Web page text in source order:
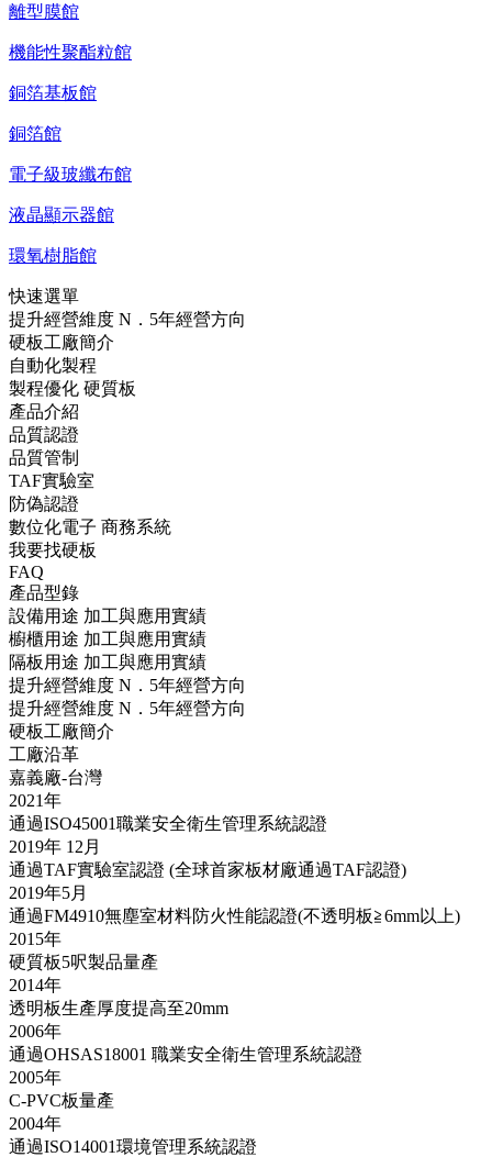
離型膜館
機能性聚酯粒館
銅箔基板館
銅箔館
電子級玻纖布館
液晶顯示器館
環氧樹脂館
快速選單
提升經營維度 N．5年經營方向
硬板工廠簡介
自動化製程
製程優化 硬質板
產品介紹
品質認證
品質管制
TAF實驗室
防偽認證
數位化電子 商務系統
我要找硬板
FAQ
產品型錄
設備用途 加工與應用實績
櫥櫃用途 加工與應用實績
隔板用途 加工與應用實績
提升經營維度 N．5年經營方向
提升經營維度 N．5年經營方向
硬板工廠簡介
工廠沿革
嘉義廠-台灣
2021年
通過ISO45001職業安全衛生管理系統認證
2019年 12月
通過TAF實驗室認證 (全球首家板材廠通過TAF認證)
2019年5月
通過FM4910無塵室材料防火性能認證(不透明板≧6mm以上)
2015年
硬質板5呎製品量產
2014年
透明板生產厚度提高至20mm
2006年
通過OHSAS18001 職業安全衛生管理系統認證
2005年
C-PVC板量產
2004年
通過ISO14001環境管理系統認證